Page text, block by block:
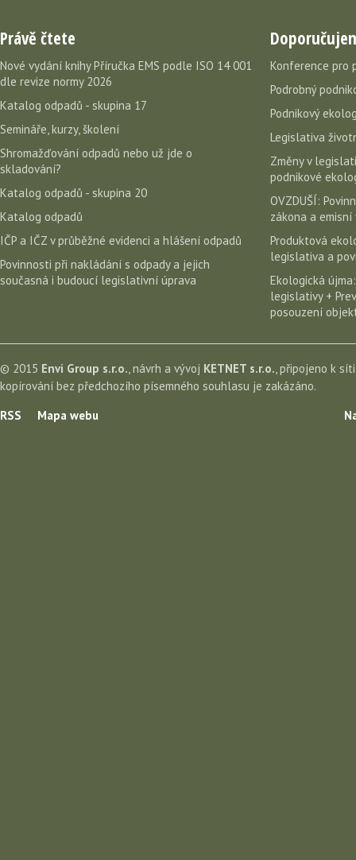
Právě čtete
Nové vydání knihy Příručka EMS podle ISO 14 001
dle revize normy 2026
Katalog odpadů - skupina 17
Semináře, kurzy, školení
Shromažďování odpadů nebo už jde o
skladování?
Katalog odpadů - skupina 20
Katalog odpadů
IČP a IČZ v průběžné evidenci a hlášení odpadů
Povinnosti při nakládání s odpady a jejich
současná i budoucí legislativní úprava
Konference pro
Podrobný
Podnikový
Legislativa
Změny v
podnikové
OVZDUŠÍ:
zákona a emisní
Produktová
legislativa a
Ekologická
legislativy +
posouzení
© 2015 Envi Group s.r.o., návrh a vývoj KETNET s.r.o., připojeno k
kopírování bez předchozího písemného souhlasu je zakázáno.
RSS
Mapa webu